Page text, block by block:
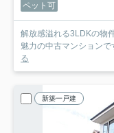
ペット可
解放感溢れる3LDKの物
魅力の中古マンション
る
新築一戸建